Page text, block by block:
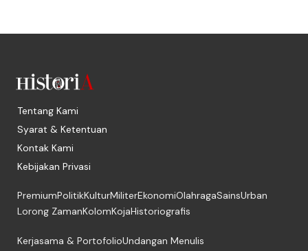
Tentang Kami
Syarat & Ketentuan
Kontak Kami
Kebijakan Privasi
PremiumPolitikKulturMiliterEkonomiOlahragaSainsUrban
Lorong ZamanKolomKojaHistoriografis
Kerjasama & PortofolioUndangan Menulis